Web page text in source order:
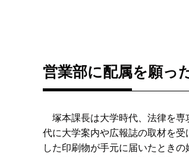
営業部に配属を願っ
塚本課長は大学時代、法律を専
代に大学案内や広報誌の取材を
した印刷物が手元に届いたとき